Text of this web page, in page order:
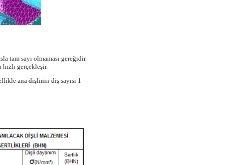
tam sayı olmaması gereğidir.
gerçekleşir.
ana dişlinin diş sayısı 1